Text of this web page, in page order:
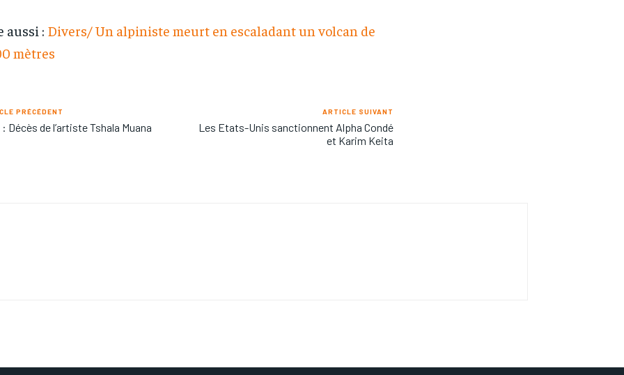
aussi : Divers/ Un alpiniste meurt en escaladant un volcan de
mètres
PRÉCÉDENT
: Décès de l’artiste Tshala Muana
ARTICLE SUIVANT
Les Etats-Unis sanctionnent Alpha Condé
et Karim Keita